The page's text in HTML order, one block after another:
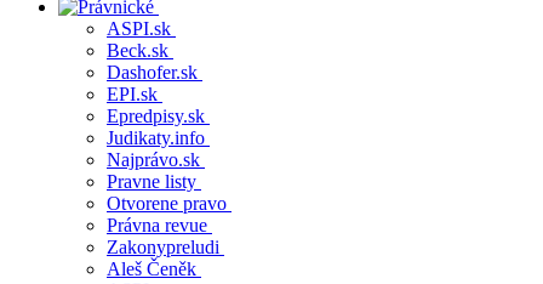
ASPI.sk
Beck.sk
Dashofer.sk
EPI.sk
Epredpisy.sk
Judikaty.info
Najprávo.sk
Pravne listy
Otvorene pravo
Právna revue
Zakonypreludi
Aleš Čeněk